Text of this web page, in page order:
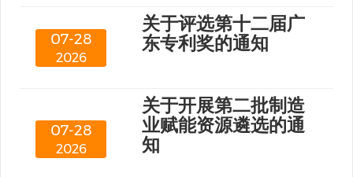
07-28
2026
关于评选第十二届广
东专利奖的通知
07-28
2026
关于开展第二批制造
业赋能资源遴选的通
知